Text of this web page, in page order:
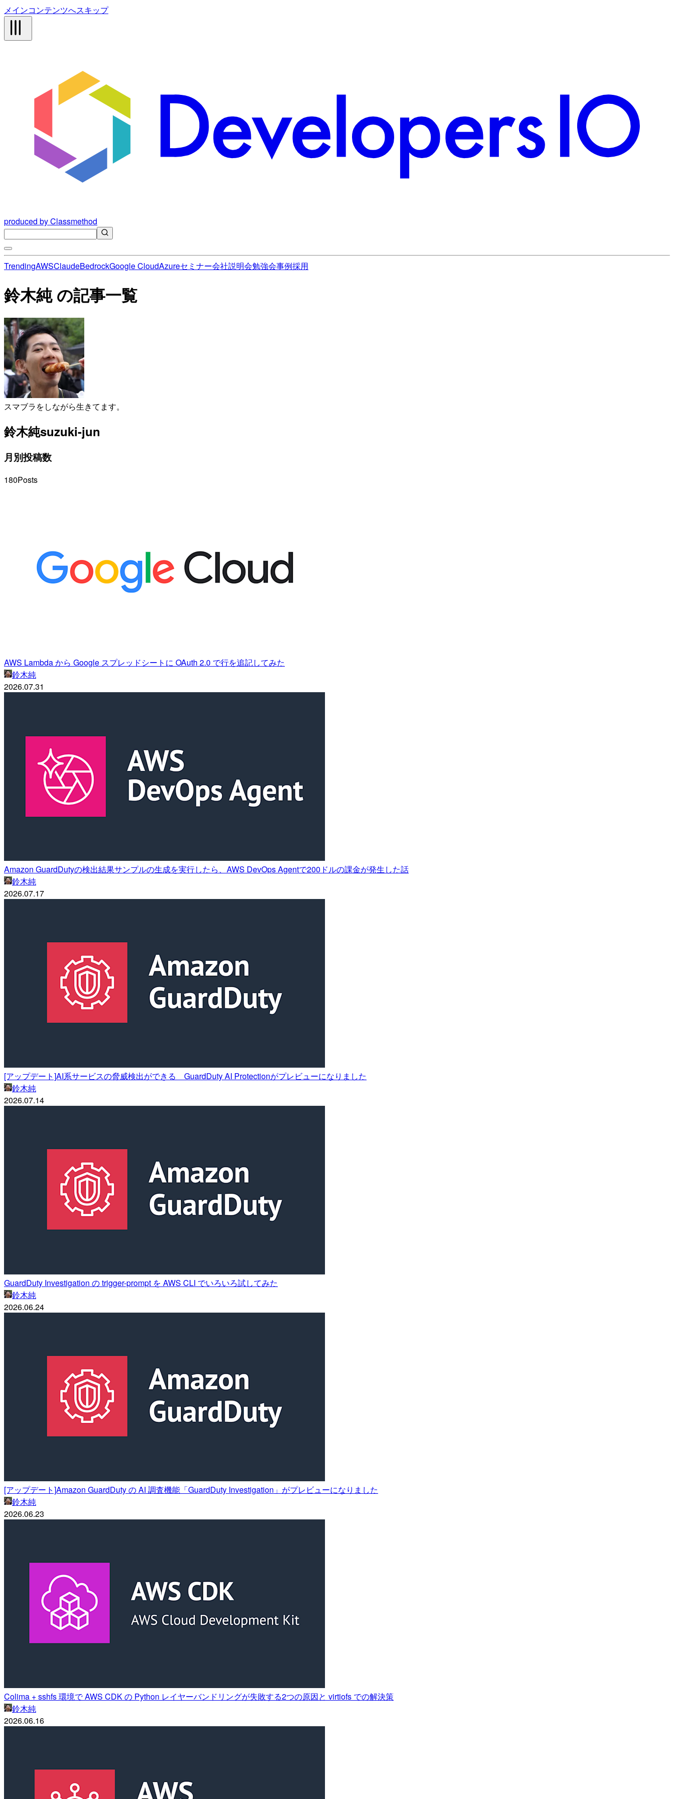
メインコンテンツへスキップ
produced by Classmethod
TrendingAWSClaudeBedrockGoogle CloudAzureセミナー会社説明会勉強会事例採用
鈴木純 の記事一覧
スマブラをしながら生きてます。
鈴木純suzuki-jun
月別投稿数
180Posts
AWS Lambda から Google スプレッドシートに OAuth 2.0 で行を追記してみた
鈴木純
2026.07.31
Amazon GuardDutyの検出結果サンプルの生成を実行したら、AWS DevOps Agentで200ドルの課金が発生した話
鈴木純
2026.07.17
[アップデート]AI系サービスの脅威検出ができる GuardDuty AI Protectionがプレビューになりました
鈴木純
2026.07.14
GuardDuty Investigation の trigger-prompt を AWS CLI でいろいろ試してみた
鈴木純
2026.06.24
[アップデート]Amazon GuardDuty の AI 調査機能「GuardDuty Investigation」がプレビューになりました
鈴木純
2026.06.23
Colima + sshfs 環境で AWS CDK の Python レイヤーバンドリングが失敗する2つの原因と virtiofs での解決策
鈴木純
2026.06.16